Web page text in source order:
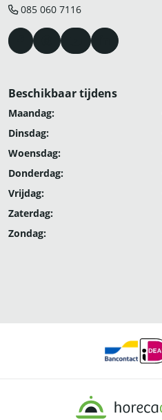
085 060 7116
Beschikbaar tijdens
Maandag:
Dinsdag:
Woensdag:
Donderdag:
Vrijdag:
Zaterdag:
Zondag: